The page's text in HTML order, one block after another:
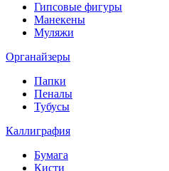
Гипсовые фигуры
Манекены
Муляжи
Органайзеры
Папки
Пеналы
Тубусы
Каллиграфия
Бумага
Кисти